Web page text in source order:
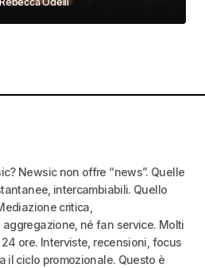
Newsic non offre “news”. Quelle
intercambiabili. Quello
critica,
né fan service. Molti
ore. Interviste, recensioni, focus
il ciclo promozionale. Questo è